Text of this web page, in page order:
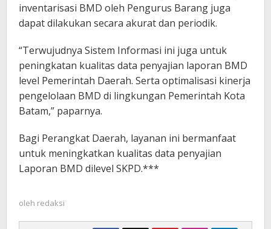
inventarisasi BMD oleh Pengurus Barang juga
dapat dilakukan secara akurat dan periodik.
“Terwujudnya Sistem Informasi ini juga untuk
peningkatan kualitas data penyajian laporan BMD
level Pemerintah Daerah. Serta optimalisasi kinerja
pengelolaan BMD di lingkungan Pemerintah Kota
Batam,” paparnya.
Bagi Perangkat Daerah, layanan ini bermanfaat
untuk meningkatkan kualitas data penyajian
Laporan BMD dilevel SKPD.***
oleh redaksi